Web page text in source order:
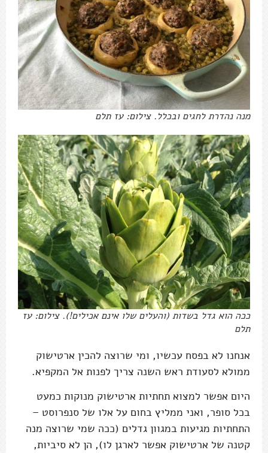
מנה נהדרת לחגים ובכלל. צילום: עז תלם
ככה הוא גדל בשדות (והעלים שלו אינם אכילים!). צילום: עז
תלם
אנחנו לא בפסח עכשיו, ומי שרוצה להכין ארטישוק
ממולא לסעודת ראש השנה צריך לפנות אל המקפיא.
היום אפשר למצוא תחתיות ארטישוק מנוקות כמעט
בכל סופר, ואני ממליץ בחום על אלו של סנפרוסט –
התחתיות מגיעות במגוון גדלים (ככה שמי שרוצה מנה
קטנה של ארטישוק אפשר לארגן לו), הן לא סיביות,